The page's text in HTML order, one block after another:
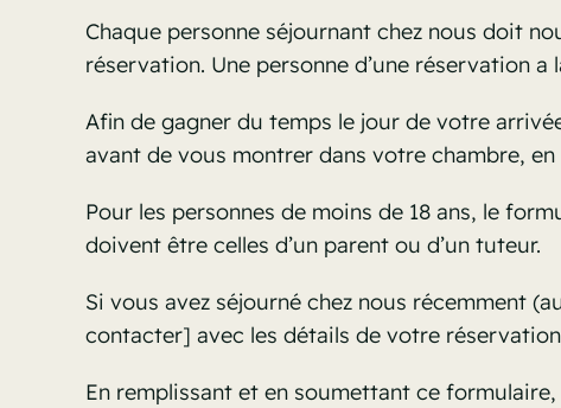
Chaque personne séjournant chez nous doit
réservation. Une personne d’une réservation
Afin de gagner du temps le jour de votre
avant de vous montrer dans votre chambre,
Pour les personnes de moins de 18 ans, le
doivent être celles d’un parent ou d’un tuteur.
Si vous avez séjourné chez nous récemment
contacter] avec les détails de votre
En remplissant et en soumettant ce